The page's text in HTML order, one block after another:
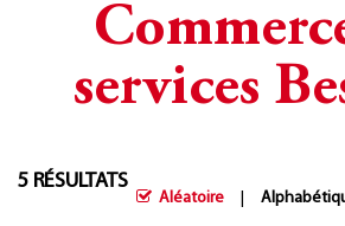
services
5 RÉSULTATS
Aléatoire